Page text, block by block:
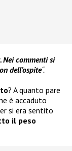
Nei commenti si
dell’ospite“.
? A quanto pare
è accaduto
si era sentito
il peso